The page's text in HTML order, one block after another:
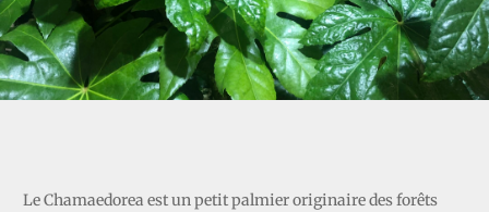
Le Chamaedorea est un petit palmier originaire des forêts